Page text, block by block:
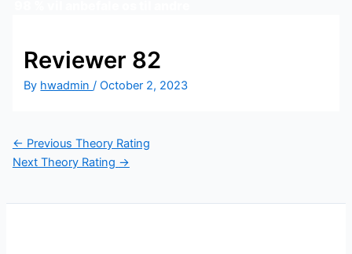
Reviewer 82
By hwadmin/October 2, 2023
← Previous Theory Rating
Next Theory Rating →